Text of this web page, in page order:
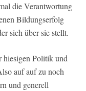
die Verantwortung
Bildungserfolg
sich über sie stellt.
hiesigen Politik und
auf auf zu noch
und generell